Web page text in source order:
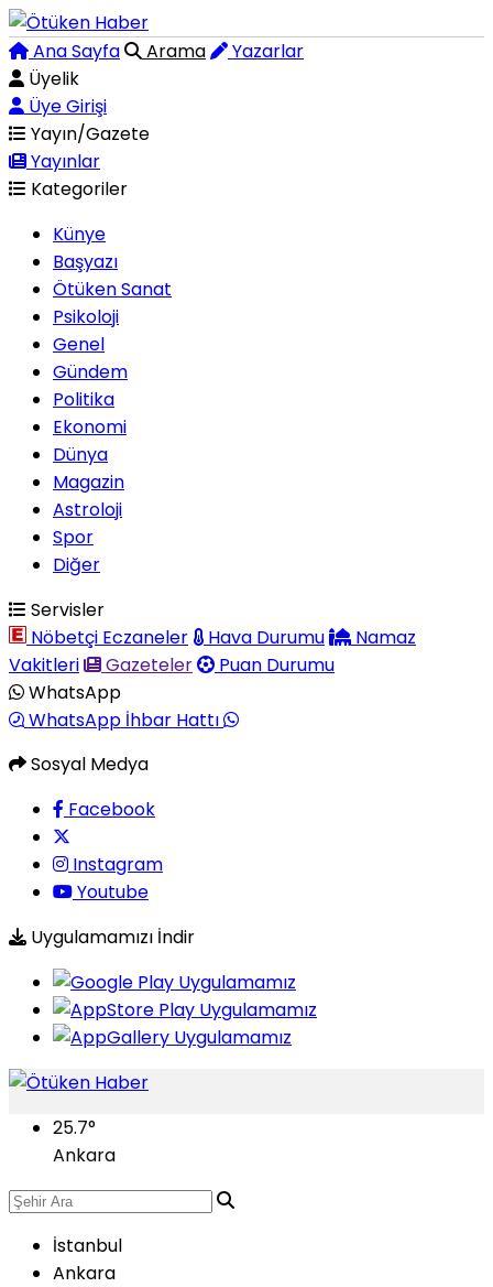
Ana Sayfa Arama
Yazarlar
Üyelik
Üye Girişi
Yayın/Gazete
Yayınlar
Kategoriler
Künye
Başyazı
Ötüken Sanat
Psikoloji
Genel
Gündem
Politika
Ekonomi
Dünya
Magazin
Astroloji
Spor
Diğer
Servisler
Nöbetçi Eczaneler
Hava Durumu
Namaz
Vakitleri
Gazeteler
Puan Durumu
WhatsApp
WhatsApp İhbar Hattı
Sosyal Medya
Facebook
Instagram
Youtube
Uygulamamızı İndir
25.7°
Ankara
İstanbul
Ankara